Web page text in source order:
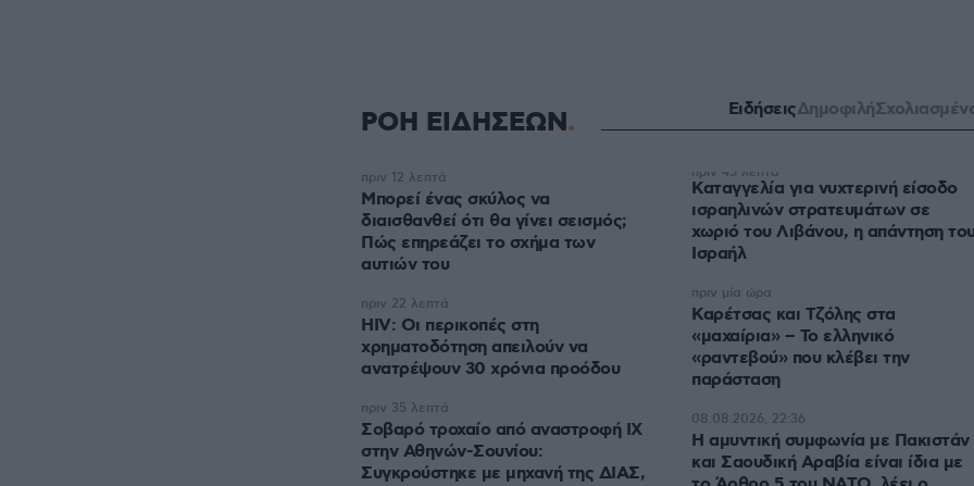
ΡΟΗ ΕΙΔΗΣΕΩΝ ΕιδήσειςΔημοφιλή
Μπορεί ένας σκύλος να
διαισθανθεί ότι θα γίνει σεισμός;
Πώς επηρεάζει το σχήμα των
αυτιών του
πριν 12 λεπτά
HIV: Οι περικοπές στη
χρηματοδότηση απειλούν να
ανατρέψουν 30 χρόνια προόδου
πριν 22 λεπτά
Σοβαρό τροχαίο από αναστροφή ΙΧ
στην Αθηνών-Σουνίου:
Συγκρούστηκε με μηχανή της ΔΙΑΣ,
πριν 35 λεπτά
Καταγγελία για νυχτερινή είσοδο
ισραηλινών στρατευμάτων σε
χωριό του Λιβάνου, η απάντηση
Ισραήλ
πριν 45 λεπτά
Καρέτσας και Τζόλης στα
«μαχαίρια» – Το ελληνικό
«ραντεβού» που κλέβει την
παράσταση
πριν μία ώρα
Η αμυντική συμφωνία με Πακιστάν
και Σαουδική Αραβία είναι ίδια με
08.08.2026, 22:36